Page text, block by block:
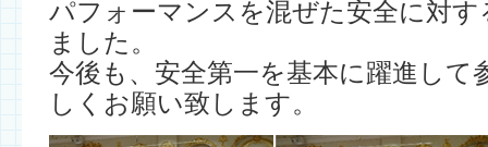
パフォーマンスを混ぜた安全に対
ました。
今後も、安全第一を基本に躍進して
しくお願い致します。